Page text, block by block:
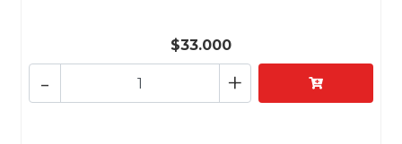
$33.000
+
-